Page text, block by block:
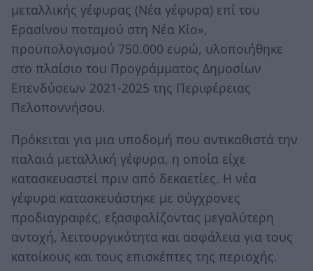
μεταλλικής γέφυρας (Νέα γέφυρα) επί του
Ερασίνου ποταμού στη Νέα Κίο»,
προϋπολογισμού 750.000 ευρώ, υλοποιήθηκε
στο πλαίσιο του Προγράμματος Δημοσίων
Επενδύσεων 2021-2025 της Περιφέρειας
Πελοποννήσου.
Πρόκειται για μια υποδομή που αντικαθιστά την
παλαιά μεταλλική γέφυρα, η οποία είχε
κατασκευαστεί πριν από δεκαετίες. Η νέα
γέφυρα κατασκευάστηκε με σύγχρονες
προδιαγραφές, εξασφαλίζοντας μεγαλύτερη
αντοχή, λειτουργικότητα και ασφάλεια για τους
κατοίκους και τους επισκέπτες της περιοχής.